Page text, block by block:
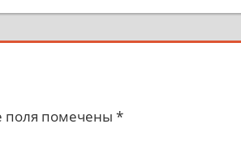
поля помечены *